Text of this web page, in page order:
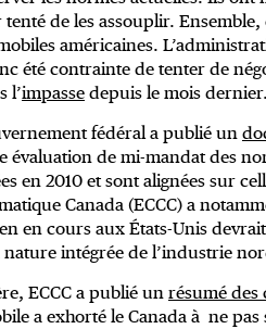
de les assouplir.
américaines.
été contrainte de tenter de
l’impasse depuis le mois dernier.
fédéral a publié un
évaluation de mi-mandat des
en 2010 et sont alignées sur
Canada (ECCC) a
en cours aux États-Unis
intégrée de l’industrie
ECCC a publié un résumé des
a exhorté le Canada à ne